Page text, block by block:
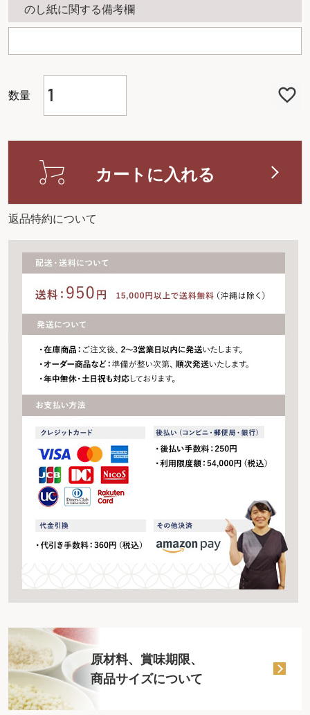
のし紙に関する備考欄
カートに入れる
返品特約について
原材料、賞味期限、
商品サイズについて